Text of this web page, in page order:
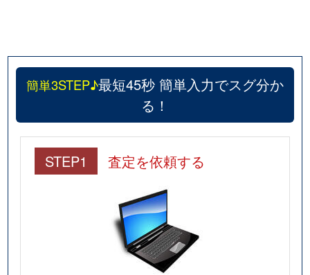
簡単3STEP♪最短45秒 簡単入力でスグ分か
る！
STEP1 査定を依頼する